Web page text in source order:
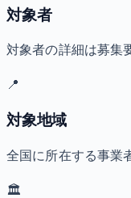
対象者
対象者の詳細は募集
📍
対象地域
全国に所在する事業
🏛️